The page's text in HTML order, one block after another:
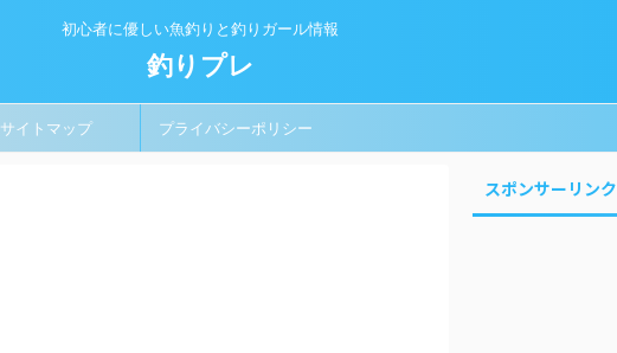
初心者に優しい魚釣りと釣りガール情報
釣りプレ
サイトマップ プライバシーポリシー
スポンサーリンク